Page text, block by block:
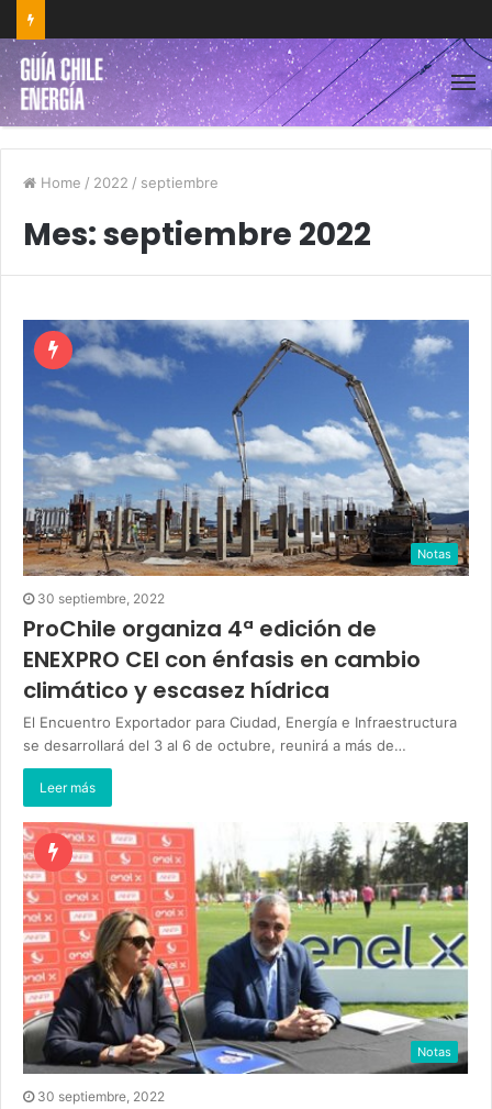
Home / 2022 / septiembre
Mes:septiembre 2022
Notas
30 septiembre, 2022
ProChile organiza 4ª edición de
ENEXPRO CEI con énfasis en cambio
climático y escasez hídrica
El Encuentro Exportador para Ciudad, Energía e Infraestructura
se desarrollará del 3 al 6 de octubre, reunirá a más de…
Leer más
Notas
30 septiembre, 2022